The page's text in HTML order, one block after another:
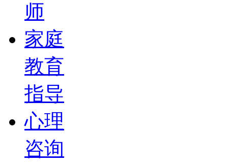
师
家庭
教育
指导
心理
咨询